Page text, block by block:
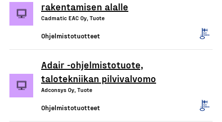
rakentamisen alalle
Cadmatic EAC Oy, Tuote
Ohjelmistotuotteet
Adair -ohjelmistotuote,
talotekniikan pilvivalvomo
Adconsys Oy, Tuote
Ohjelmistotuotteet